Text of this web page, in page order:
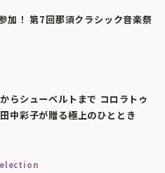
加！ 第7回那須クラシック音楽祭
らシューベルトまで コロラトゥ
中彩子が贈る極上のひととき